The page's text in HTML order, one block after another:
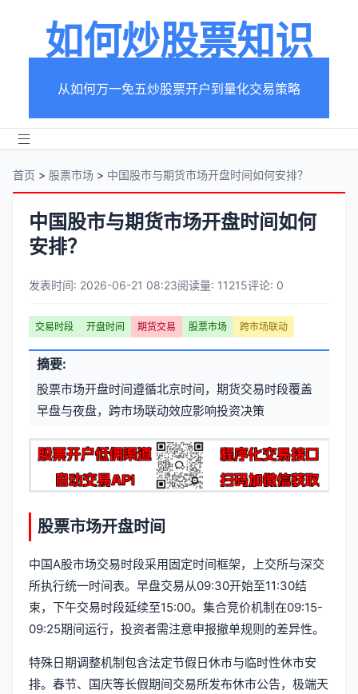
如何炒股票知识
从如何万一免五炒股票开户到量化交易策略
首页 > 股票市场 > 中国股市与期货市场开盘时间如何安排？
中国股市与期货市场开盘时间如何
安排？
章
元
信
发表时间: 2026-06-21 08:23阅读量: 11215评论: 0
文
章
标
签
交易时段 开盘时间 期货交易 股票市场 跨市场联动
摘要:
股票市场开盘时间遵循北京时间，期货交易时段覆盖
早盘与夜盘，跨市场联动效应影响投资决策
股票市场开盘时间
中国A股市场交易时段采用固定时间框架，上交所与深交
所执行统一时间表。早盘交易从09:30开始至11:30结
束，下午交易时段延续至15:00。集合竞价机制在09:15-
09:25期间运行，投资者需注意申报撤单规则的差异性。
特殊日期调整机制包含法定节假日休市与临时性休市安
排。春节、国庆等长假期间交易所发布休市公告，极端天